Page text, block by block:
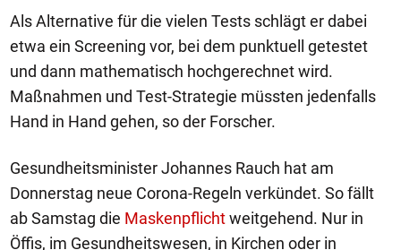
Als Alternative für die vielen Tests schlägt er dabei
etwa ein Screening vor, bei dem punktuell getestet
und dann mathematisch hochgerechnet wird.
Maßnahmen und Test-Strategie müssten jedenfalls
Hand in Hand gehen, so der Forscher.
Gesundheitsminister Johannes Rauch hat am
Donnerstag neue Corona-Regeln verkündet. So fällt
ab Samstag die Maskenpflichtweitgehend. Nur in
Öffis, im Gesundheitswesen, in Kirchen oder in